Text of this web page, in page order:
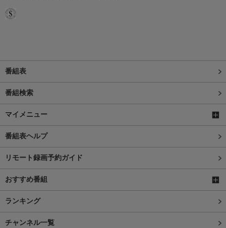
番組表
番組検索
マイメニュー
番組表ヘルプ
リモート録画予約ガイド
おすすめ番組
ランキング
チャンネル一覧